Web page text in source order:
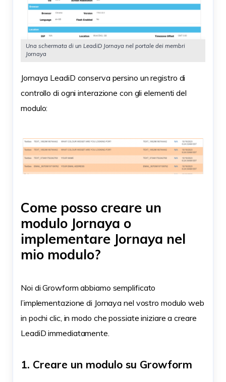
Una schermata di un LeadiD Jornaya nel portale dei membri
Jornaya
Jornaya LeadiD conserva persino un registro di
controllo di ogni interazione con gli elementi del
modulo:
Come posso creare un
modulo Jornaya o
implementare Jornaya nel
mio modulo?
Noi di Growform abbiamo semplificato
l’implementazione di Jornaya nel vostro modulo web
in pochi clic, in modo che possiate iniziare a creare
LeadiD immediatamente.
1. Creare un modulo su Growform